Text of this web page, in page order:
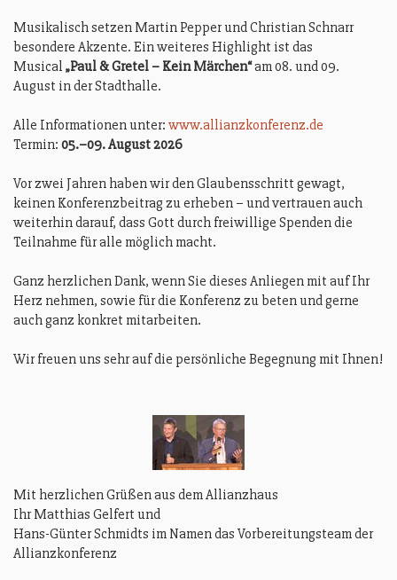
Musikalisch setzen Martin Pepper und Christian Schnarr
besondere Akzente. Ein weiteres Highlight ist das
Musical „Paul & Gretel – Kein Märchen“am 08. und 09.
August in der Stadthalle.
Alle Informationen unter: www.allianzkonferenz.de
Termin: 05.–09. August 2026
Vor zwei Jahren haben wir den Glaubensschritt gewagt,
keinen Konferenzbeitrag zu erheben – und vertrauen auch
weiterhin darauf, dass Gott durch freiwillige Spenden die
Teilnahme für alle möglich macht.
Ganz herzlichen Dank, wenn Sie dieses Anliegen mit auf Ihr
Herz nehmen, sowie für die Konferenz zu beten und gerne
auch ganz konkret mitarbeiten.
Wir freuen uns sehr auf die persönliche Begegnung mit Ihnen!
Mit herzlichen Grüßen aus dem Allianzhaus
Ihr Matthias Gelfert und
Hans-Günter Schmidts im Namen das Vorbereitungsteam der
Allianzkonferenz